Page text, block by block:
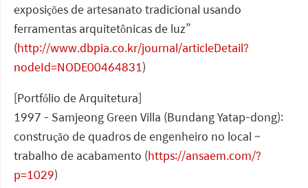
exposições de artesanato tradicional usando
ferramentas arquitetônicas de luz”
(http://www.dbpia.co.kr/journal/articleDetail?
nodeId=NODE00464831)
[Portfólio de Arquitetura]
1997 - Samjeong Green Villa (Bundang Yatap-dong):
construção de quadros de engenheiro no local ~
trabalho de acabamento (https://ansaem.com/?
p=1029)